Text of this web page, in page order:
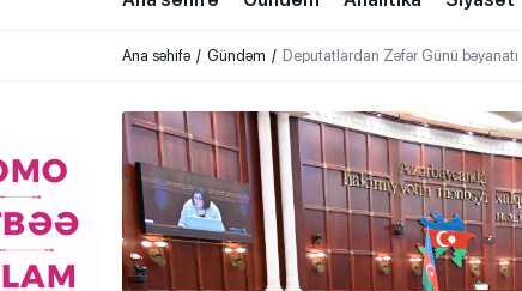
Ana səhifə Gündəm Deputatlardan Zəfər Günü bəyanatı